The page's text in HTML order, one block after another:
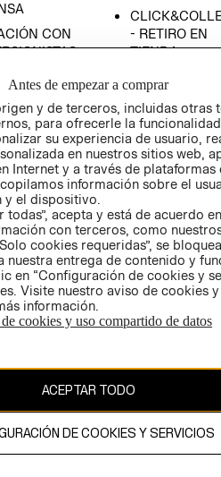
CON
- RETIRO EN
TIENDA
CONDICIONES
AVISO DE
PRIVACIDAD
GIFT CARD
AVISO DE
está protegido por copyright y es
AB.
Antes de empezar a comprar
y de terceros, incluidas otras
para ofrecerle la
su experiencia de usuario,
en nuestros sitios web,
Internet y a través de plataformas
información sobre el
y el dispositivo.
todas”, acepta y está de acuerdo
con terceros, como
cookies requeridas”, se
nuestra entrega de contenido y
en “Configuración de cookies y
Visite nuestro aviso de cookies
información.
cookies y uso compartido de datos
ACEPTAR TODO
DE COOKIES Y SERVICIOS